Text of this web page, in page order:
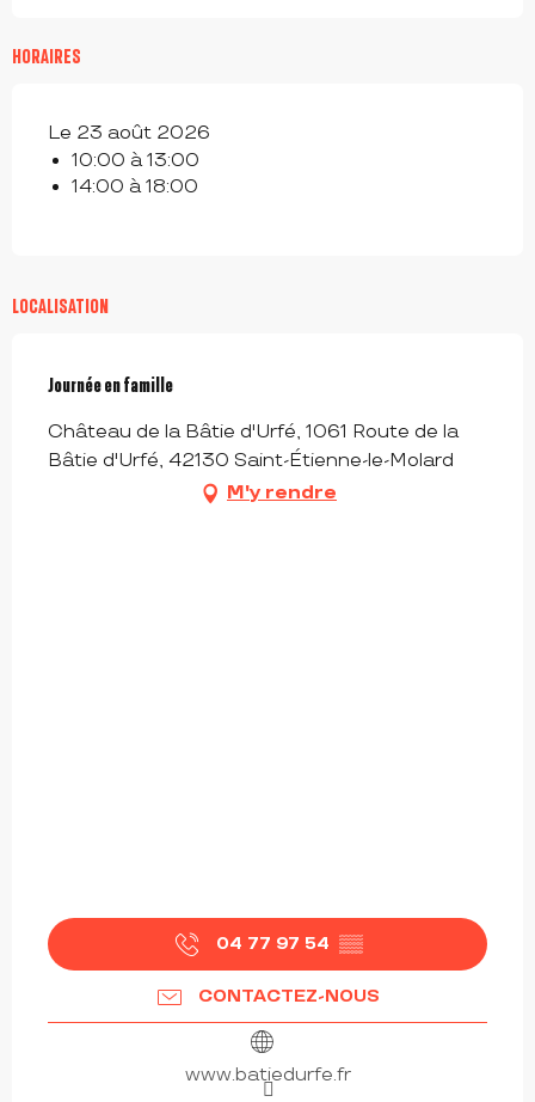
HORAIRES
Le 23 août 2026
10:00 à 13:00
14:00 à 18:00
LOCALISATION
Journée en famille
Château de la Bâtie d'Urfé, 1061 Route de la
Bâtie d'Urfé, 42130 Saint-Étienne-le-Molard
M'y rendre
04 77 97 54 ▒▒
CONTACTEZ-NOUS
www.batiedurfe.fr